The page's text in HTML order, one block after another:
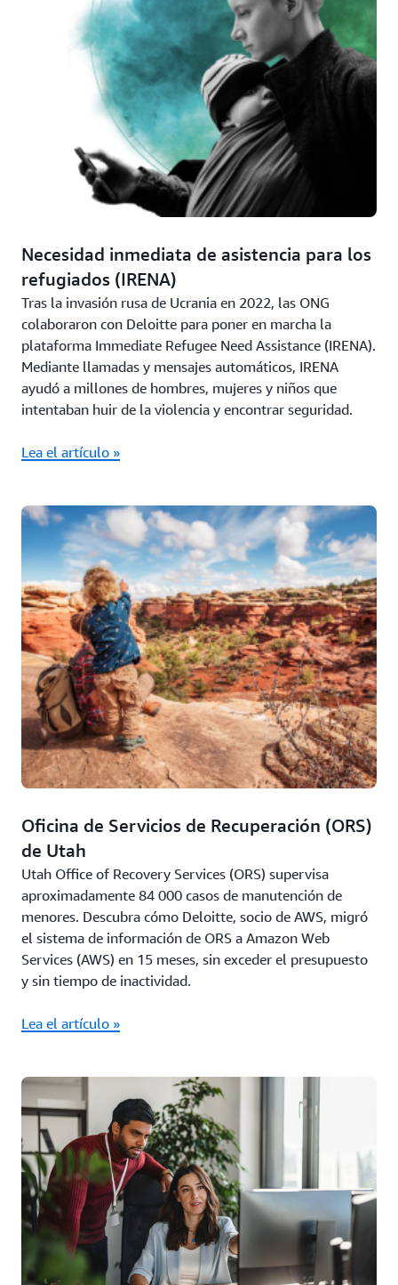
Necesidad inmediata de asistencia para los
refugiados (IRENA)
Tras la invasión rusa de Ucrania en 2022, las ONG
colaboraron con Deloitte para poner en marcha la
plataforma Immediate Refugee Need Assistance (IRENA).
Mediante llamadas y mensajes automáticos, IRENA
ayudó a millones de hombres, mujeres y niños que
intentaban huir de la violencia y encontrar seguridad.
Lea el artículo »
Oficina de Servicios de Recuperación (ORS)
de Utah
Utah Office of Recovery Services (ORS) supervisa
aproximadamente 84 000 casos de manutención de
menores. Descubra cómo Deloitte, socio de AWS, migró
el sistema de información de ORS a Amazon Web
Services (AWS) en 15 meses, sin exceder el presupuesto
y sin tiempo de inactividad.
Lea el artículo »